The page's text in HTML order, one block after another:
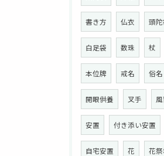
書き方 仏衣 頭陀
白足袋 数珠 杖
本位牌 戒名 俗名
開眼供養 叉手
安置 付き添い安置
自宅安置 花 花